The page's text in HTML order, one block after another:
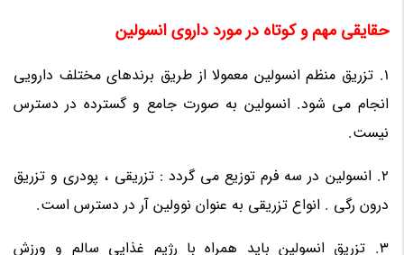
حقایقی مهم و کوتاه در مورد داروی انسولین
1. تزریق منظم انسولین معمولا از طریق برندهای مختلف دارویی
انجام می شود. انسولین به صورت جامع و گسترده در دسترس
نیست.
2. انسولین در سه فرم توزیع می گردد : تزریقی ، پودری و تزریق
درون رگی . انواع تزریقی به عنوان نوولین آر در دسترس است.
3. تزریق انسولین باید همراه با رژیم غذایی سالم و ورزش